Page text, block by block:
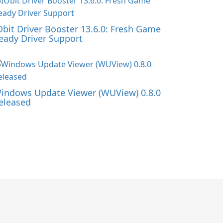
Driver Booster 13.6.0: Fresh Game
Driver Support
Update Viewer (WUView) 0.8.0